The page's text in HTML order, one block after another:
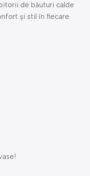
de băuturi calde
și stil în fiecare